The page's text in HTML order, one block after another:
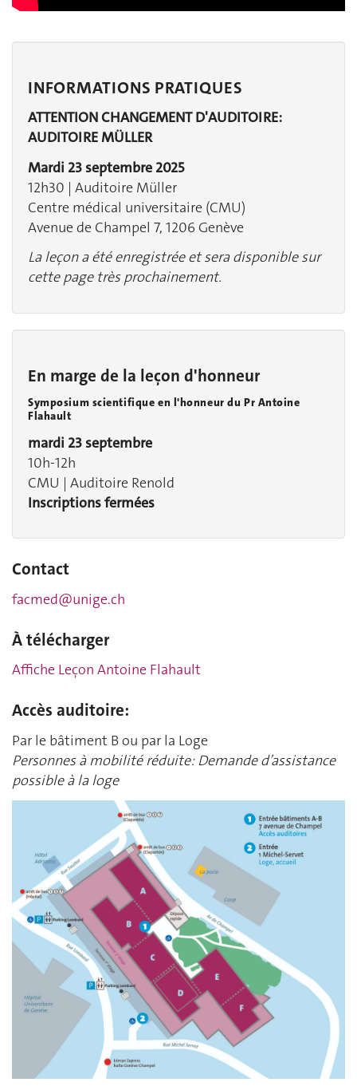
INFORMATIONS PRATIQUES
ATTENTION CHANGEMENT D'AUDITOIRE:
AUDITOIRE MÜLLER
Mardi 23 septembre 2025
12h30 | Auditoire Müller
Centre médical universitaire (CMU)
Avenue de Champel 7, 1206 Genève
La leçon a été enregistrée et sera disponible sur
cette page très prochainement.
En marge de la leçon d'honneur
Symposium scientifique en l'honneur du Pr Antoine
Flahault
mardi 23 septembre
10h-12h
CMU | Auditoire Renold
Inscriptions fermées
Contact
facmed@unige.ch
À télécharger
Affiche Leçon Antoine Flahault
Accès auditoire:
Par le bâtiment B ou par la Loge
Personnes à mobilité réduite: Demande d’assistance
possible à la loge